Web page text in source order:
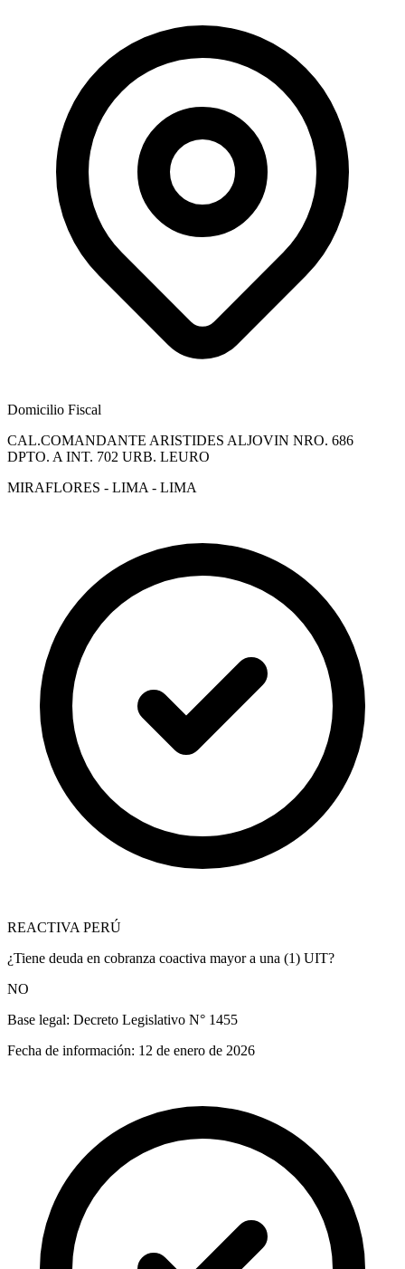
Domicilio Fiscal
CAL.COMANDANTE ARISTIDES ALJOVIN NRO. 686
DPTO. A INT. 702 URB. LEURO
MIRAFLORES - LIMA - LIMA
REACTIVA PERÚ
¿Tiene deuda en cobranza coactiva mayor a una (1) UIT?
NO
Base legal: Decreto Legislativo N° 1455
Fecha de información: 12 de enero de 2026